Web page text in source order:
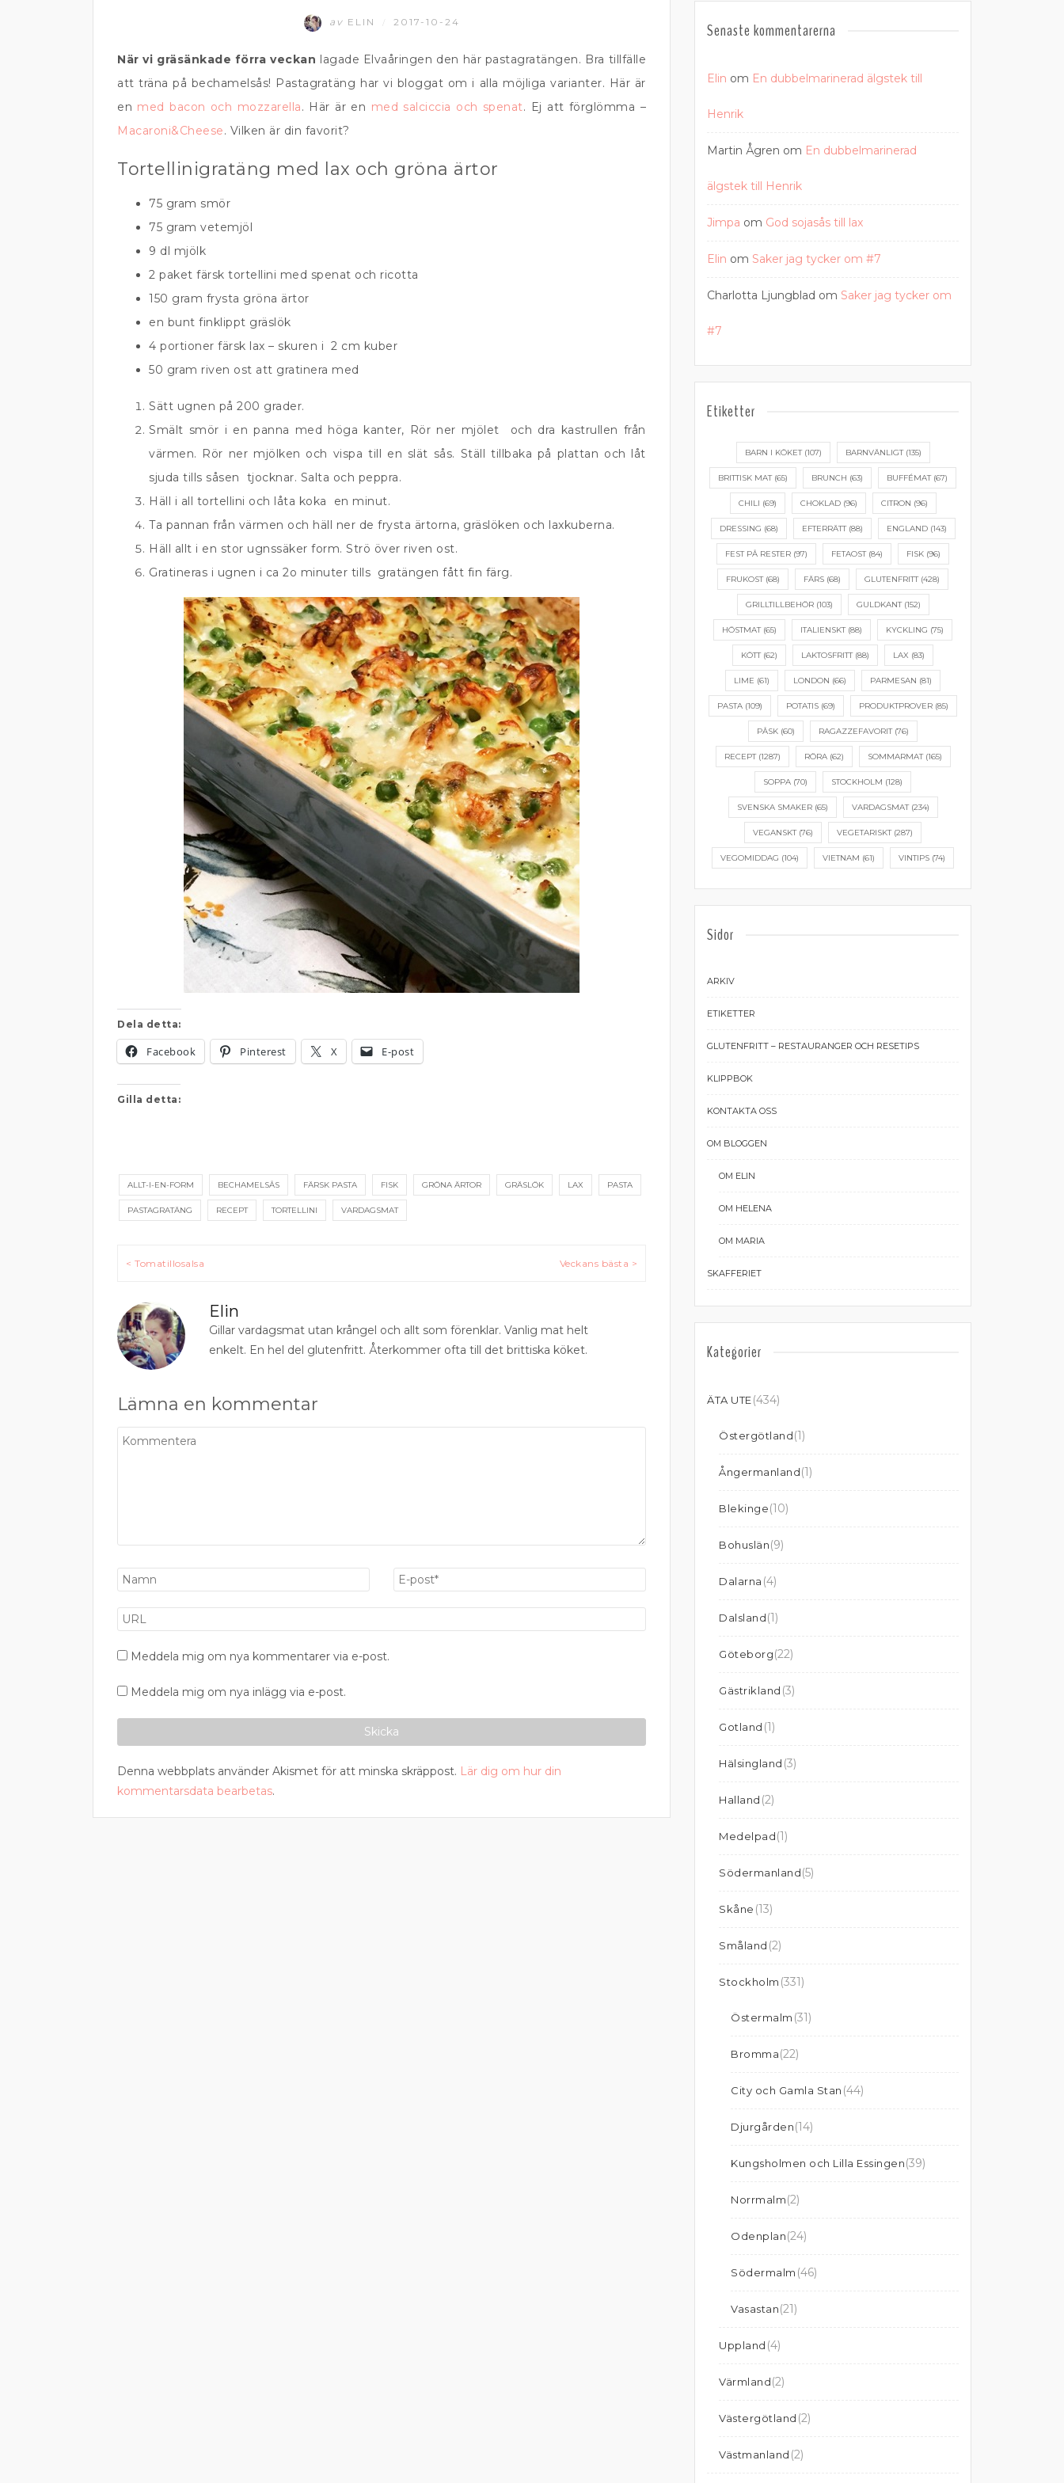
av ELIN 2017-10-24
När vi gräsänkade förra veckan lagade Elvaåringen den här pastagratängen. Bra tillfälle
att träna på bechamelsås! Pastagratäng har vi bloggat om i alla möjliga varianter. Här är
en med bacon och mozzarella. Här är en med salciccia och spenat. Ej att förglömma –
Macaroni&Cheese. Vilken är din favorit?
Tortellinigratäng med lax och gröna ärtor
75 gram smör
75 gram vetemjöl
9 dl mjölk
2 paket färsk tortellini med spenat och ricotta
150 gram frysta gröna ärtor
en bunt finklippt gräslök
4 portioner färsk lax – skuren i 2 cm kuber
50 gram riven ost att gratinera med
Sätt ugnen på 200 grader.
Smält smör i en panna med höga kanter, Rör ner mjölet och dra kastrullen från
värmen. Rör ner mjölken och vispa till en slät sås. Ställ tillbaka på plattan och låt
sjuda tills såsen tjocknar. Salta och peppra.
Häll i all tortellini och låta koka en minut.
Ta pannan från värmen och häll ner de frysta ärtorna, gräslöken och laxkuberna.
Häll allt i en stor ugnssäker form. Strö över riven ost.
Gratineras i ugnen i ca 2o minuter tills gratängen fått fin färg.
Dela detta:
Facebook Pinterest X E-post
Gilla detta:
ALLT-I-EN-FORM BECHAMELSÅS FÄRSK PASTA FISK GRÖNA ÄRTOR GRÄSLÖK LAX PASTA
PASTAGRATÄNG RECEPT TORTELLINI VARDAGSMAT
Inläggsnavigering
< Tomatillosalsa Veckans bästa >
Elin
Gillar vardagsmat utan krångel och allt som förenklar. Vanlig mat helt
enkelt. En hel del glutenfritt. Återkommer ofta till det brittiska köket.
Lämna en kommentar
Meddela mig om nya kommentarer via e-post.
Meddela mig om nya inlägg via e-post.
Denna webbplats använder Akismet för att minska skräppost. Lär dig om hur din
kommentarsdata bearbetas.
Senaste kommentarerna
Elin om En dubbelmarinerad älgstek till
Henrik
Martin Ågren om En dubbelmarinerad
älgstek till Henrik
Jimpa om God sojasås till lax
Elin om Saker jag tycker om #7
Charlotta Ljungblad om Saker jag tycker om
#7
Etiketter
BARN I KÖKET(107) BARNVÄNLIGT(135)
BRITTISK MAT(65) BRUNCH (63) BUFFÉMAT(67)
CHILI (69) CHOKLAD(96) CITRON (96)
DRESSING (68) EFTERRÄTT(88) ENGLAND(143)
FEST PÅ RESTER (97) FETAOST(84) FISK (96)
FRUKOST(68) FÄRS (68) GLUTENFRITT(428)
GRILLTILLBEHÖR(103) GULDKANT(152)
HÖSTMAT(65) ITALIENSKT(88) KYCKLING (75)
KÖTT(62) LAKTOSFRITT(88) LAX (83)
LIME (61) LONDON (66) PARMESAN (81)
PASTA (109) POTATIS (69) PRODUKTPROVER (85)
PÅSK (60) RAGAZZEFAVORIT(76)
RECEPT(1287) RÖRA(62) SOMMARMAT(165)
SOPPA (70) STOCKHOLM (128)
SVENSKA SMAKER(65) VARDAGSMAT(234)
VEGANSKT(76) VEGETARISKT(287)
VEGOMIDDAG (104) VIETNAM (61) VINTIPS (74)
Sidor
ARKIV
ETIKETTER
GLUTENFRITT – RESTAURANGER OCH RESETIPS
KLIPPBOK
KONTAKTA OSS
OM BLOGGEN
OM ELIN
OM HELENA
OM MARIA
SKAFFERIET
Kategorier
ÄTA UTE(434)
Östergötland(1)
Ångermanland(1)
Blekinge(10)
Bohuslän(9)
Dalarna (4)
Dalsland(1)
Göteborg(22)
Gästrikland (3)
Gotland (1)
Hälsingland (3)
Halland (2)
Medelpad(1)
Södermanland(5)
Skåne (13)
Småland (2)
Stockholm (331)
Östermalm (31)
Bromma(22)
City och Gamla Stan (44)
Djurgården(14)
Kungsholmen och Lilla Essingen(39)
Norrmalm(2)
Odenplan(24)
Södermalm (46)
Vasastan(21)
Uppland (4)
Värmland(2)
Västergötland (2)
Västmanland (2)